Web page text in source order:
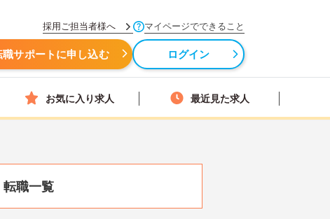
採用ご担当者様へ マイページでできること
職サポートに申し込む ログイン
お気に入り求人 最近見た求人
転職一覧